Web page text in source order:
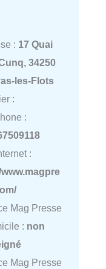
: 17 Quai
34250
les-Flots
:
:
:
Mag Presse
: non
Mag Presse